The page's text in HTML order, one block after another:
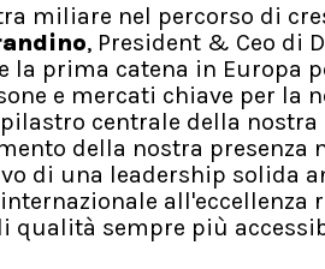
miliare nel percorso di
, President & Ceo di
la prima catena in Europa
e mercati chiave per la
centrale della nostra
della nostra presenza
di una leadership solida
all'eccellenza
sempre più